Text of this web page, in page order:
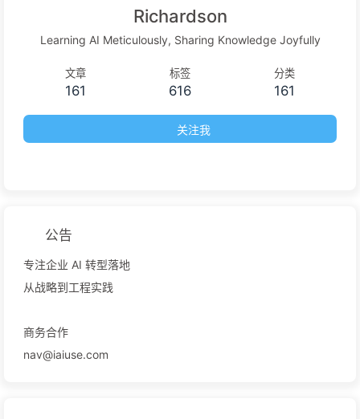
Richardson
Learning AI Meticulously, Sharing Knowledge Joyfully
文章
161
标签
616
分类
161
关注我
公告
专注企业 AI 转型落地
从战略到工程实践
商务合作
nav@iaiuse.com